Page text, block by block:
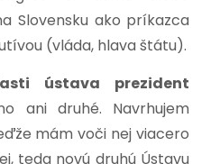
Slovensku ako príkazca
(vláda, hlava štátu).
ústava prezident
ani druhé. Navrhujem
mám voči nej viacero
teda novú druhú Ústavu